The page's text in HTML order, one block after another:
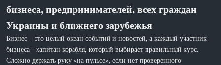
бизнеса, предпринимателей, всех граждан
Украины и ближнего зарубежья
Бизнес – это целый океан событий и новостей, а каждый участник
бизнеса - капитан корабля, который выбирает правильный курс.
Сложно держать руку «на пульсе», если нет проверенного